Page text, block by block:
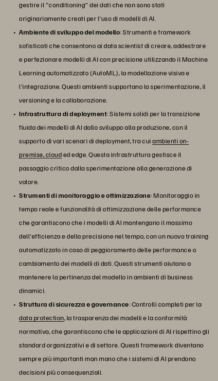
gestire il "conditioning" dei dati che non sono stati
originariamente creati per l'uso di modelli di AI.
Ambiente di sviluppo del modello: Strumenti e framework
sofisticati che consentono ai data scientist di creare, addestrare
e perfezionare modelli di AI con precisione utilizzando il Machine
Learning automatizzato (AutoML), la modellazione visiva e
l'integrazione. Questi ambienti supportano la sperimentazione, il
versioning e la collaborazione.
Infrastruttura di deployment: Sistemi solidi per la transizione
fluida dei modelli di AI dallo sviluppo alla produzione, con il
supporto di vari scenari di deployment, tra cui ambienti on-
premise, clouded edge. Questa infrastruttura gestisce il
passaggio critico dalla sperimentazione alla generazione di
valore.
Strumenti di monitoraggio e ottimizzazione: Monitoraggio in
tempo reale e funzionalità di ottimizzazione delle performance
che garantiscono che i modelli di AI mantengano il massimo
dell'efficienza e della precisione nel tempo, con un nuovo training
automatizzato in caso di peggioramento delle performance o
cambiamento dei modelli di dati. Questi strumenti aiutano a
mantenere la pertinenza del modello in ambienti di business
dinamici.
Struttura di sicurezza e governance: Controlli completi per la
data protection, la trasparenza dei modelli e la conformità
normativa, che garantiscono che le applicazioni di AI rispettino gli
standard organizzativi e di settore. Questi framework diventano
sempre più importanti man mano che i sistemi di AI prendono
decisioni più consequenziali.